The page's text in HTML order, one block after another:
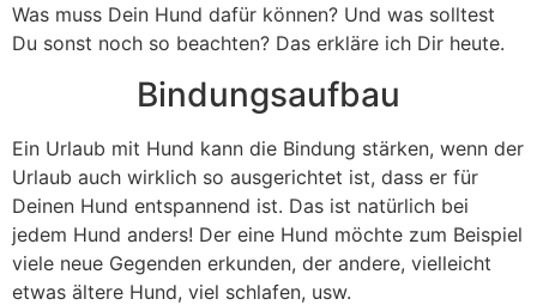
Was muss Dein Hund dafür können? Und was solltest
Du sonst noch so beachten? Das erkläre ich Dir heute.
Bindungsaufbau
Ein Urlaub mit Hund kann die Bindung stärken, wenn der
Urlaub auch wirklich so ausgerichtet ist, dass er für
Deinen Hund entspannend ist. Das ist natürlich bei
jedem Hund anders! Der eine Hund möchte zum Beispiel
viele neue Gegenden erkunden, der andere, vielleicht
etwas ältere Hund, viel schlafen, usw.